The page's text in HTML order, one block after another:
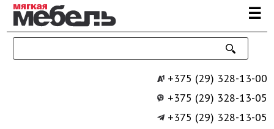
Перейти к основному содержанию ☰
+375 (29) 328-13-00
+375 (29) 328-13-05
+375 (29) 328-13-05